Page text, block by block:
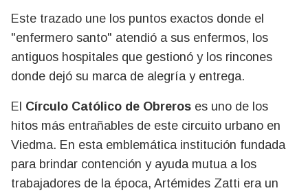
Este trazado une los puntos exactos donde el
"enfermero santo" atendió a sus enfermos, los
antiguos hospitales que gestionó y los rincones
donde dejó su marca de alegría y entrega.
El Círculo Católico de Obreros es uno de los
hitos más entrañables de este circuito urbano en
Viedma. En esta emblemática institución fundada
para brindar contención y ayuda mutua a los
trabajadores de la época, Artémides Zatti era un